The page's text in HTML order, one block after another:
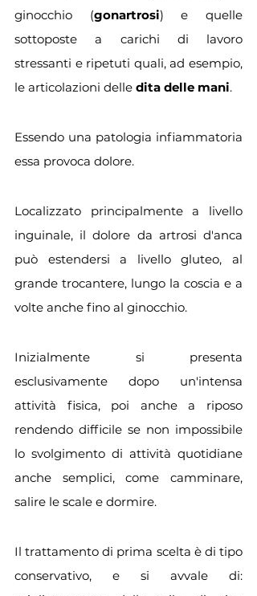
ginocchio (gonartrosi) e quelle
sottoposte a carichi di lavoro
stressanti e ripetuti quali, ad esempio,
le articolazioni delle dita delle mani.
Essendo una patologia infiammatoria
essa provoca dolore.
Localizzato principalmente a livello
inguinale, il dolore da artrosi d'anca
può estendersi a livello gluteo, al
grande trocantere, lungo la coscia e a
volte anche fino al ginocchio.
Inizialmente si presenta
esclusivamente dopo un'intensa
attività fisica, poi anche a riposo
rendendo difficile se non impossibile
lo svolgimento di attività quotidiane
anche semplici, come camminare,
salire le scale e dormire.
Il trattamento di prima scelta è di tipo
conservativo, e si avvale di: